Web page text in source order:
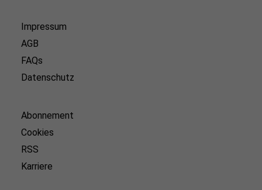
Impressum
AGB
FAQs
Datenschutz
Abonnement
Cookies
RSS
Karriere